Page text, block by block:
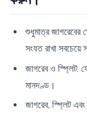
শুধুমাত্র জাগরেবের
সংযত রাখা সবচেয়ে
জাগরেব ও স্প্লিট:
মানদণ্ড।
জাগরেব, স্প্লিট